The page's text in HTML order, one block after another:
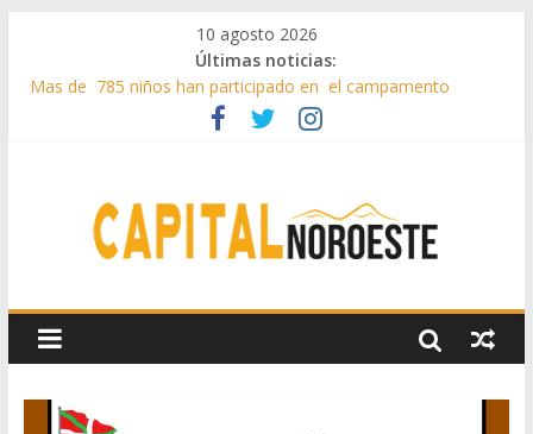
10 agosto 2026
Últimas noticias:
Mas de 785 niños han participado en el campamento
artístico en el centro cultural La Pocilla en Galapagar
Boadilla sumó más de 145.000 visitas en El Palacio del
agricultores y ganaderos afectados por el incendio
Guadarrama presenta su Feria taurina de San Miguel y San
juvenil y la Coral Polifónica “Enrique Granados”